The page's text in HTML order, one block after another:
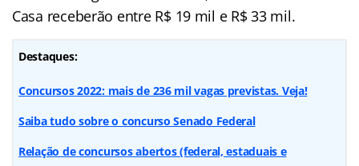
Casa receberão entre R$ 19 mil e R$ 33 mil.
Destaques:
Concursos 2022: mais de 236 mil vagas previstas. Veja!
Saiba tudo sobre o concurso Senado Federal
Relação de concursos abertos (federal, estaduais e